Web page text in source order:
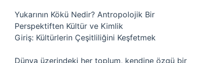
Yukarının Kökü Nedir? Antropolojik Bir
Perspektiften Kültür ve Kimlik
Giriş: Kültürlerin Çeşitliliğini Keşfetmek
Dünya üzerindeki her toplum, kendine özgü bir